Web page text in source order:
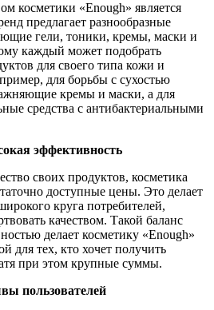
косметики «Enough» является
предлагает разнообразные
гели, тоники, кремы, маски и
каждый может подобрать
для своего типа кожи и
для борьбы с сухостью
кремы и маски, а для
средства с антибактериальными
эффективность
своих продуктов, косметика
доступные цены. Это делает
круга потребителей,
качеством. Такой баланс
делает косметику «Enough»
для тех, кто хочет получить
при этом крупные суммы.
пользователей